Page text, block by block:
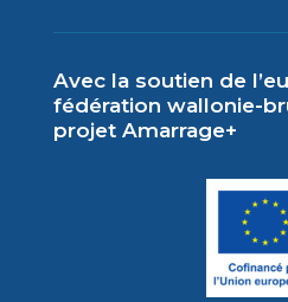
Avec la soutien de
fédération wallonie-
projet Amarrage+